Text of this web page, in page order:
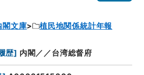
閣文庫
植民地関係統計年報
歴] 内閣／／台湾総督府